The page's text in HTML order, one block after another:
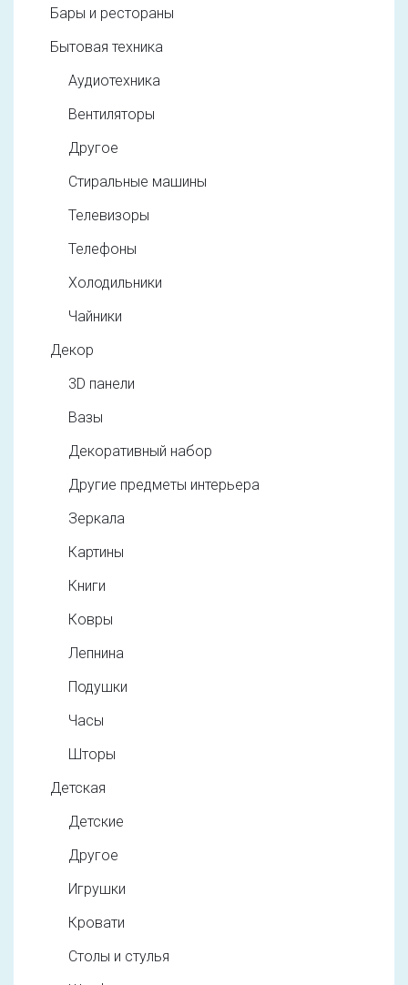
Бары и рестораны
Бытовая техника
Аудиотехника
Вентиляторы
Другое
Стиральные машины
Телевизоры
Телефоны
Холодильники
Чайники
Декор
3D панели
Вазы
Декоративный набор
Другие предметы интерьера
Зеркала
Картины
Книги
Ковры
Лепнина
Подушки
Часы
Шторы
Детская
Детские
Другое
Игрушки
Кровати
Столы и стулья